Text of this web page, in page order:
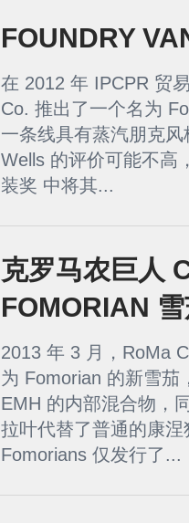
FOUNDRY
在 2012 年 IPCPR 贸
Co. 推出了一个名为
一条线具有蒸汽朋克
Wells 的评价可能不高
装奖 中将其...
克罗马农巨人
FOMORIAN
2013 年 3 月，RoMa
为 Fomorian 的新雪茄
EMH 的内部混合物，
拉叶代替了普通的康
Fomorians 仅发行了...